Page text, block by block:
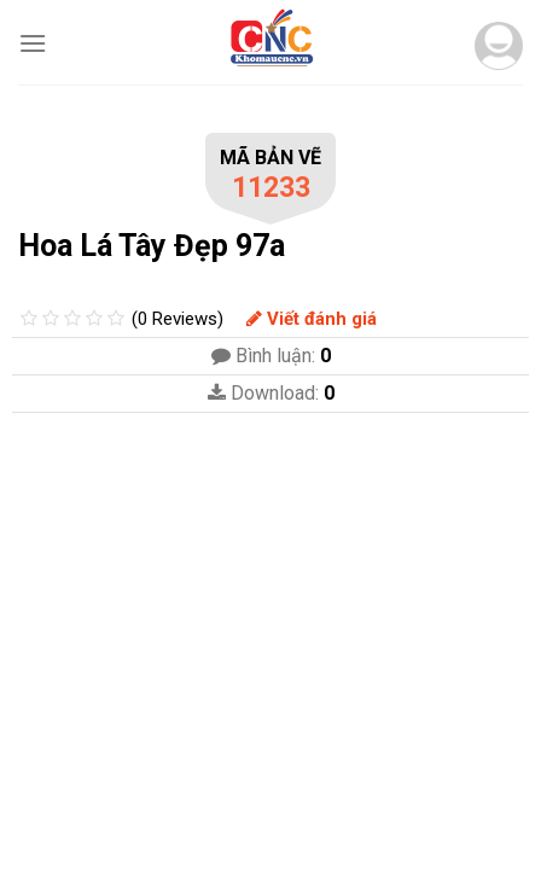
MÃ BẢN VẼ
11233
Hoa Lá Tây Đẹp 97a
(0 Reviews) Viết đánh giá
Bình luận: 0
Download: 0